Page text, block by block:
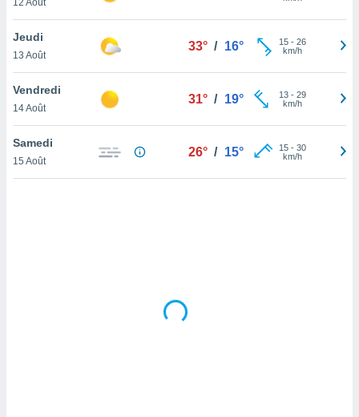
du
en
de
Jeudi
13 Août
33° / 16° 15- 26
km/h
Vendredi
14 Août
31° / 19° 13- 29
km/h
Samedi
15 Août
26° / 15° 15- 30
km/h